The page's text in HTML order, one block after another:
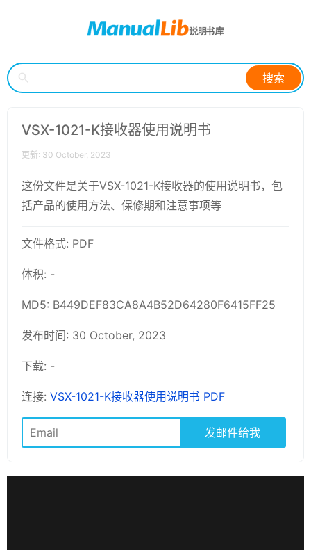
搜索
VSX-1021-K接收器使用说明书
更新: 30 October, 2023
这份文件是关于VSX-1021-K接收器的使用说明书，包
括产品的使用方法、保修期和注意事项等
文件格式: PDF
体积: -
MD5: B449DEF83CA8A4B52D64280F6415FF25
发布时间: 30 October, 2023
下载: -
连接: VSX-1021-K接收器使用说明书 PDF
发邮件给我